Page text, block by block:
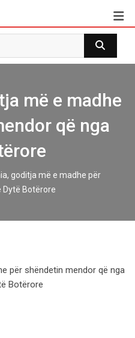
më e madhe
që nga
goditja më e madhe për
Botërore